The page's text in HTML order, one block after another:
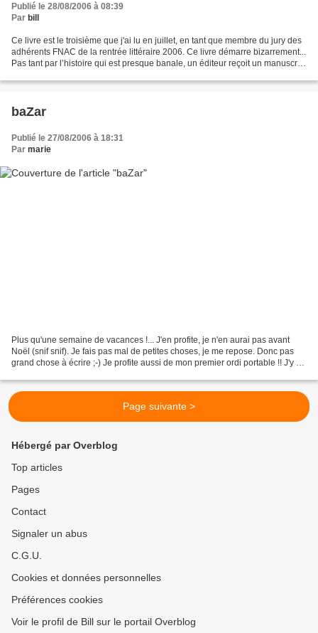
Publié le 28/08/2006 à 08:39
Par bill
Ce livre est le troisième que j'ai lu en juillet, en tant que membre du jury des
adhérents FNAC de la rentrée littéraire 2006. Ce livre démarre bizarrement...
Pas tant par l’histoire qui est presque banale, un éditeur reçoit un manuscrit
baZar
Publié le 27/08/2006 à 18:31
Par marie
Plus qu'une semaine de vacances !... J'en profite, je n'en aurai pas avant
Noël (snif snif). Je fais pas mal de petites choses, je me repose. Donc pas
grand chose à écrire ;-) Je profite aussi de mon premier ordi portable !! J'y ai
Page suivante >
Hébergé par Overblog
Top articles
Pages
Contact
Signaler un abus
C.G.U.
Cookies et données personnelles
Préférences cookies
Voir le profil de Bill sur le portail Overblog